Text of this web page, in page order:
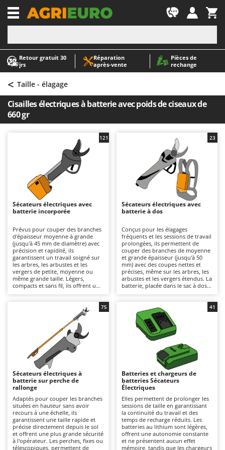
Retour gratuit 30
jrs
Réparation
après‑vente
Pièces de
rechange
-1
A
Abris de jardin
Accessoires pour tracteurs tondeuses autoportés
Aérateurs Scarificateurs pour gazon
Arracheuses de pommes de terre pour tracteur
Aspirateurs à cendres
Aspirateurs à feuilles sur roues
Aspirateurs de piscine
Aspirateurs Multifonctions
Atomiseurs agricoles pour tracteurs
Atomiseurs pour traitements
Autolaveuses
Autres produits
B
Balayeuses
Bancs de scie pour le bois - Scies à bûches
Bennes pour tracteur
Brosses pour sols extérieurs
Brouettes à moteur
Broyeurs à axe horizontal pour tracteur
Broyeurs de branches et végétaux
Butteurs pour tracteur
C
Chargeurs de batterie - Démarreurs
Charrues pour tracteur
A
AgriEuro Premium
AgriEuro TOP-LINE
AGT
ALA 2000
Alce
Alpina
Ambrogio Robot
Annovi Reverberi
ANTHBOT
Archman
Ariete
Artus
Attila
Ausonia
Awelco
B
Baesso
Bahco
< Taille - élagage
Cisailles électriques à batterie avec poids de ciseaux de
660 gr
Sécateurs électriques avec
batterie incorporée
Prévus pour couper des branches
d'épaisseur moyenne à grande
(jusqu'à 45 mm de diamètre) avec
précision et rapidité, ils
garantissent un travail soigné sur
les arbres, les arbustes et les
vergers de petite, moyenne ou
même grande taille. Légers,
compacts et sans fil, ils offrent une
privilégient la commodité
d'utilisation à l'autonomie. En
remplaçant les batteries
déchargées par d'autres déjà
chargées, vous pouvez prolonger
leur autonomie. Après utilisation,
il est recommandé de recharger la
batterie, en veillant également à
maintenir sa charge pendant les
périodes d'inactivité, de nettoyer
soigneusement les lames, de les
affûter et de les lubrifier pour
maintenir leur efficacité.
121
Sécateurs électriques avec
batterie à dos
Conçus pour les élagages
fréquents et les sessions de travail
prolongées, ils permettent de
couper des branches de moyenne
et grande épaisseur (jusqu'à 50
mm) avec des coupes nettes et
précises, même sur les arbres, les
arbustes et les vergers étendus. La
batterie, placée dans le sac à dos
fatigue de l'opérateur, permettant
de travailler longtemps avec plus
de confort et de continuité. Ils
offrent une puissance élevée et
une longue autonomie, adaptés à
un usage semi-professionnel ou
professionnel. Pour des
performances constantes, il est
conseillé de recharger et de
maintenir la batterie chargée
lorsqu'elle n'est pas utilisée, ainsi
que de nettoyer, affûter et
lubrifier régulièrement les lames.
23
Sécateurs électriques à
batterie sur perche de
rallonge
Adaptés pour couper les branches
situées en hauteur sans avoir
recours à une échelle, ils
garantissent une taille rapide et
précise directement depuis le sol
et offrent une plus grande sécurité
à l'opérateur. Les perches, fixes ou
télescopiques, permettent de
75
Batteries et chargeurs de
batteries Sécateurs
Électriques
Elles permettent de prolonger les
sessions de taille en garantissant
la continuité du travail et des
temps de recharge réduits. Les
batteries au lithium sont légères,
offrent une autonomie constante
et ne présentent aucun effet
mémoire, tandis que les chargeurs
41